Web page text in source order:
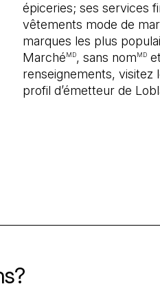
épiceries; ses services
vêtements mode de
marques les plus
MarchéMD, sans nomMDet
renseignements, visitez
profil d’émetteur de